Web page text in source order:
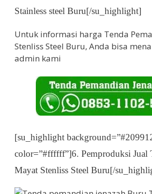
Stainless steel Buru[/su_highlight]
Untuk informasi harga Tenda
Stenliss Steel Buru, Anda bisa
admin kami
[su_highlight
color=”#ffffff”]6. Pemproduksi Jual
Mayat Stenliss Steel Buru[/